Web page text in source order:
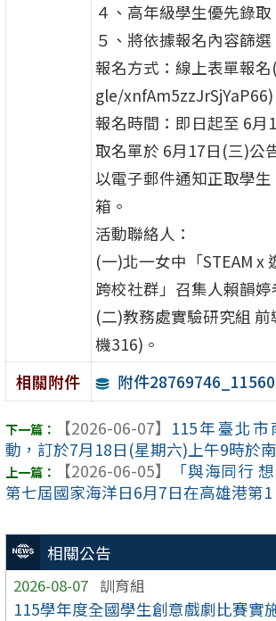
相關公告
2026-08-07 訓育組
115學年度全國學生創意戲劇比賽實
４、高年級學生優先錄取
５、將依據報名內容篩選
報名方式：線上表單報
gle/xnfAm5zzJrSjYaP66)
報名時間：即日起至 6月
取名單於 6月17日(三)公
以電子郵件通知正取學
箱。
活動聯絡人：
(一)北一女中「STEAM x
跨校社群」召集人賴韻
(二)教務處實驗研究組
機316)。
相關附件
附件
【2026-06-07】 115年臺北
動，訂於7月18日(星期六)上午9時於
【2026-06-05】
「與海同行
第七屆國家海洋日6月7日在高雄港第1